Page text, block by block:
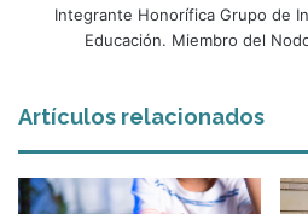
Integrante Honorífica Grupo de
Educación. Miembro del
Artículos relacionados